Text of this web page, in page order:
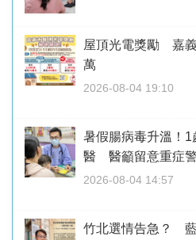
屋頂光電獎勵 嘉
萬
2026-08-04 19:10
暑假腸病毒升溫！
醫 醫籲留意重症
2026-08-04 14:57
竹北選情告急？